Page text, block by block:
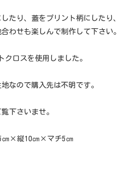
たり、蓋をプリント柄にしたり、
わせも楽しんで制作して下さい。
ロスを使用しました。
なので購入先は不明です。
下さいませ。
㎝×縦10㎝×マチ5㎝